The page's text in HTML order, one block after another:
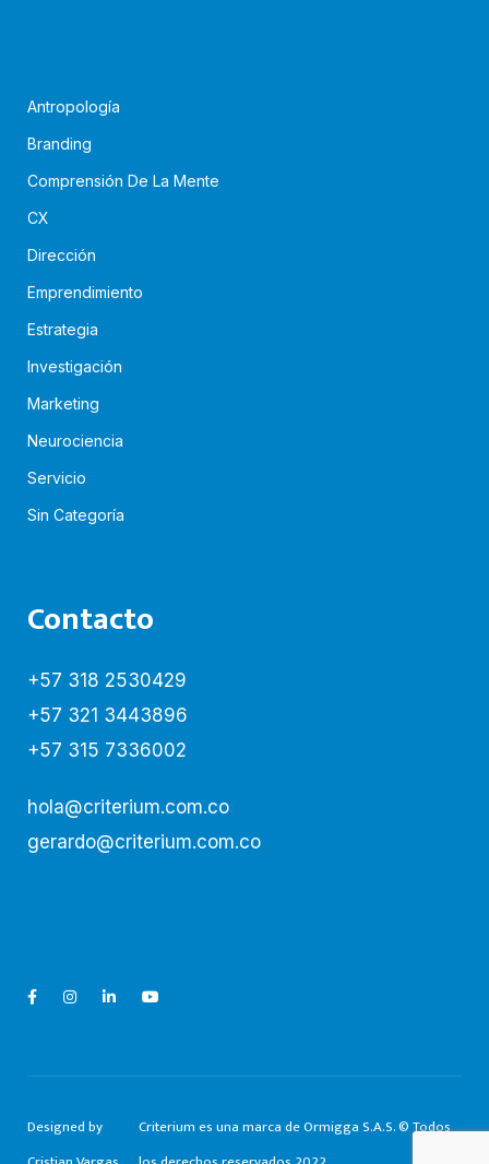
Antropología
Branding
Comprensión De La Mente
CX
Dirección
Emprendimiento
Estrategia
Investigación
Marketing
Neurociencia
Servicio
Sin Categoría
Contacto
+57 318 2530429
+57 321 3443896
+57 315 7336002
hola@criterium.com.co
gerardo@criterium.com.co
Designed by
Criterium es una marca de Ormigga S.A.S. © Todos